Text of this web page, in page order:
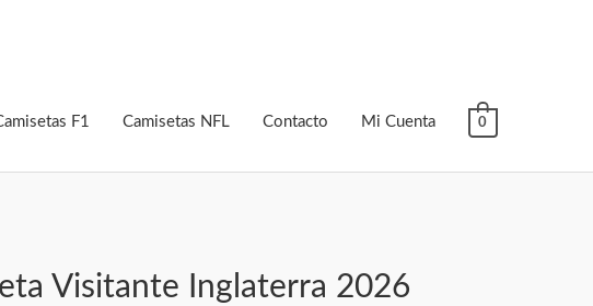
F1 Camisetas NFL Contacto Mi Cuenta 0
Visitante Inglaterra 2026
precio